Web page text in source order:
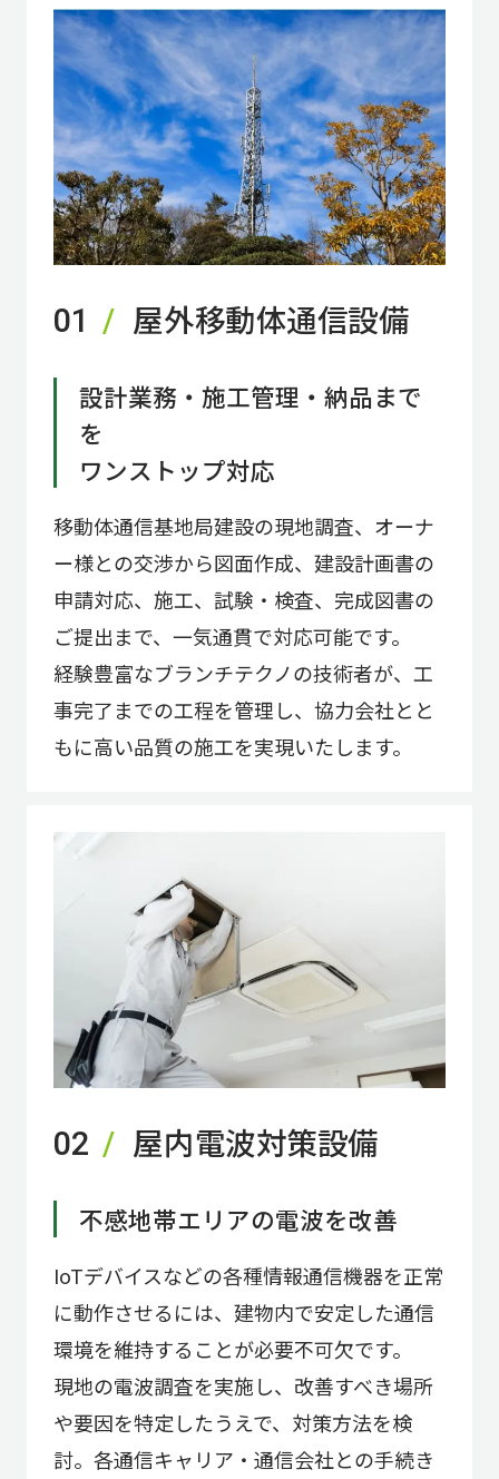
01 屋外移動体通信設備
設計業務・施工管理・納品まで
を
ワンストップ対応
移動体通信基地局建設の現地調査、オーナ
ー様との交渉から図面作成、建設計画書の
申請対応、施工、試験・検査、完成図書の
ご提出まで、一気通貫で対応可能です。
経験豊富なブランチテクノの技術者が、工
事完了までの工程を管理し、協力会社とと
もに高い品質の施工を実現いたします。
02 屋内電波対策設備
不感地帯エリアの電波を改善
IoTデバイスなどの各種情報通信機器を正常
に動作させるには、建物内で安定した通信
環境を維持することが必要不可欠です。
現地の電波調査を実施し、改善すべき場所
や要因を特定したうえで、対策方法を検
討。各通信キャリア・通信会社との手続き